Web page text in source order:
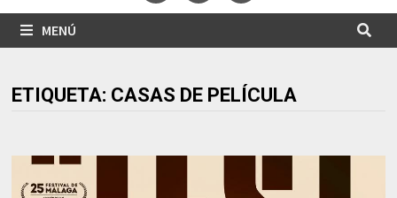
MENÚ
ETIQUETA: CASAS DE PELÍCULA